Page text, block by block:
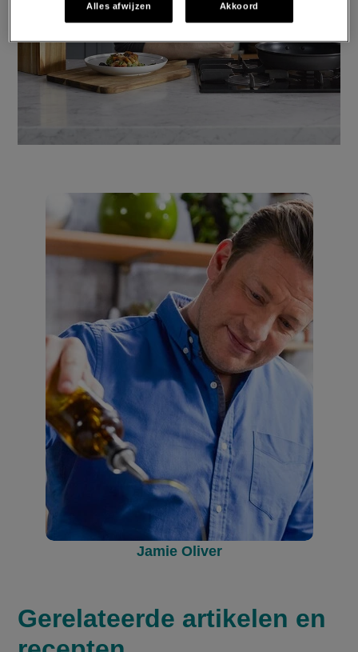
Jamie Oliver
Gerelateerde artikelen en
Alles afwijzen Akkoord